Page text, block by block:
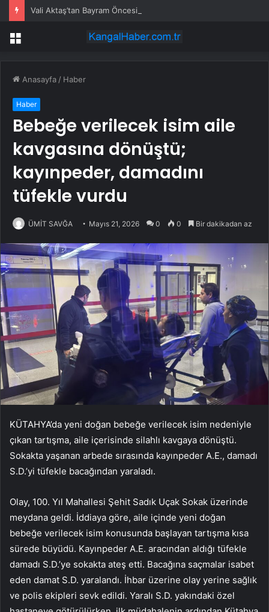
Vali Aktaş’tan Bayram Öncesi Denetim Ziyareti
Menü
Anasayfa / Haber
Haber
Bebeğe verilecek isim aile
kavgasına dönüştü;
kayınpeder, damadını
tüfekle vurdu
ÜMİT SAVĞA Mayıs 21, 2026 0 0 Bir dakikadan az
KÜTAHYA’da yeni doğan bebeğe verilecek isim nedeniyle
çıkan tartışma, aile içerisinde silahlı kavgaya dönüştü.
Sokakta yaşanan arbede sırasında kayınpeder A.E., damadı
S.D.’yi tüfekle bacağından yaraladı.
Olay, 100. Yıl Mahallesi Şehit Sadık Uçak Sokak üzerinde
meydana geldi. İddiaya göre, aile içinde yeni doğan
bebeğe verilecek isim konusunda başlayan tartışma kısa
sürede büyüdü. Kayınpeder A.E. aracından aldığı tüfekle
damadı S.D.’ye sokakta ateş etti. Bacağına saçmalar isabet
eden damat S.D. yaralandı. İhbar üzerine olay yerine sağlık
ve polis ekipleri sevk edildi. Yaralı S.D. yakındaki özel